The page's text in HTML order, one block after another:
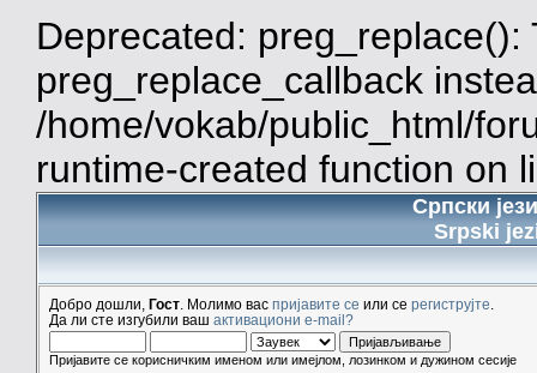
Deprecated:
preg_replace_callback
/home/vokab/public_html/
runtime-created function on
Српски
Srpski
Добро дошли, Гост . Молимо вас пријавите се или се региструјте
Да ли сте изгубили ваш активациони e-mail?
Пријавите се корисничким именом или имејлом, лозинком и дужином сесије